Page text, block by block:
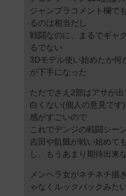
ジャンプラコメント欄で
るのは相当だし
戦闘なのに、まるでギャ
るでない
3Dモデル使い始めたか何
が下手になった
ただでさえ2部はアサが
白くない(個人の意見です
感がすごいので
これでデンジの戦闘シー
吉田や飢餓が戦い始めて
し、もうあまり期待出来
メンヘラ女がネチネチ描
ゃなくルックバックみた